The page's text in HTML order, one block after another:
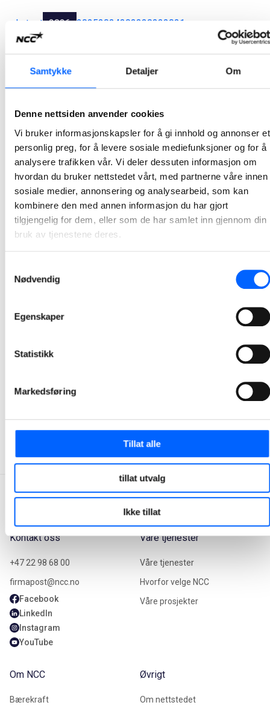
Samtykke Detaljer Om
Denne nettsiden anvender cookies
Vi bruker informasjonskapsler for å gi innhold og annonser et
personlig preg, for å levere sosiale mediefunksjoner og for å
analysere trafikken vår. Vi deler dessuten informasjon om
hvordan du bruker nettstedet vårt, med partnerne våre innen
sosiale medier, annonsering og analysearbeid, som kan
kombinere den med annen informasjon du har gjort
tilgjengelig for dem, eller som de har samlet inn gjennom din
bruk av tjenestene deres.
Nødvendig
Egenskaper
Statistikk
Markedsføring
Tillat alle
tillat utvalg
Ikke tillat
Latest 2026 20252024202320222021
Jul
oppdragsmengde
NCC går inn i årets asfaltsesong med asfaltkontrakter verdt om lag 700 millioner norske kroner. Selskapet har sikret seg 12 kontrakter med Statens vegvesen og fylkeskommuner, og legger dermed grunnlaget for en ny hektisk asfaltsesong.
2026-05-13 11:00
Manager, Media Relations Norway, NCC Group
Kontakt oss
+47 22 98 68 00
firmapost@ncc.no
Facebook
LinkedIn
Instagram
YouTube
Våre tjenester
Våre tjenester
Hvorfor velge NCC
Våre prosjekter
Om NCC
Bærekraft
Øvrigt
Om nettstedet